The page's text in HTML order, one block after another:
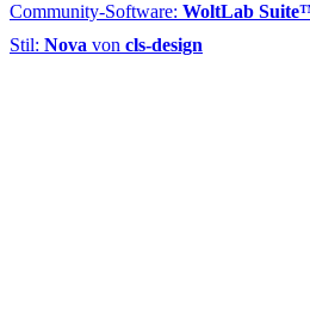
Community-Software: WoltLab
Stil: Nova von cls-design